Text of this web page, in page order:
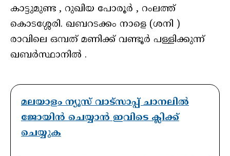
കാട്ടുമുണ്ട , റുഖിയ പോരൂര്‍ , റംലത്ത്
കൊടശ്ശേരി. ഖബറടക്കം നാളെ (ശനി )
രാവിലെ ഒമ്പത് മണിക്ക് വണ്ടൂര്‍ പള്ളിക്കുന്ന്
ഖബര്‍സ്ഥാനില്‍ .
മലയാളം ന്യൂസ് വാട്സാപ്പ് ചാനലിൽ
ജോയിൻ ചെയ്യാൻ ഇവിടെ ക്ലിക്ക്
ചെയ്യുക